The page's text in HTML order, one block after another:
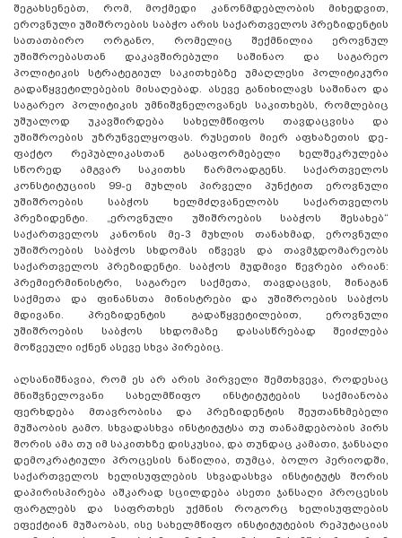
შეგახსენებთ, რომ, მოქმედი კანონმდებლობის მიხედვით,
ეროვნული უშიშროების საბჭო არის საქართველოს პრეზიდენტის
სათათბირო ორგანო, რომელიც შექმნილია ეროვნულ
უშიშროებასთან დაკავშირებული საშინაო და საგარეო
პოლიტიკის სტრატეგიულ საკითხებზე უმაღლესი პოლიტიკური
გადაწყვეტილებების მისაღებად. ასევე განიხილავს საშინაო და
საგარეო პოლიტიკის უმნიშვნელოვანეს საკითხებს, რომლებიც
უშუალოდ უკავშირდება სახელმწიფოს თავდაცვისა და
უშიშროების უზრუნველყოფას. რუსეთის მიერ აფხაზეთის დე-
ფაქტო რეპუბლიკასთან გასაფორმებელი ხელშეკრულება
სწორედ ამგვარ საკითხს წარმოადგენს. საქართველოს
კონსტიტუციის 99-ე მუხლის პირველი პუნქტით ეროვნული
უშიშროების საბჭოს ხელმძღვანელობს საქართველოს
პრეზიდენტი. „ეროვნული უშიშროების საბჭოს შესახებ“
საქართველოს კანონის მე-3 მუხლის თანახმად, ეროვნული
უშიშროების საბჭოს სხდომას იწვევს და თავმჯდომარეობს
საქართველოს პრეზიდენტი. საბჭოს მუდმივი წევრები არიან:
პრემიერმინისტრი, საგარეო საქმეთა, თავდაცვის, შინაგან
საქმეთა და ფინანსთა მინისტრები და უშიშროების საბჭოს
მდივანი. პრეზიდენტის გადაწყვეტილებით, ეროვნული
უშიშროების საბჭოს სხდომაზე დასასწრებად შეიძლება
მოწვეული იქნენ ასევე სხვა პირებიც.
აღსანიშნავია, რომ ეს არ არის პირველი შემთხვევა, როდესაც
მნიშვნელოვანი სახელმწიფო ინსტიტუტების საქმიანობა
ფერხდება მთავრობისა და პრეზიდენტის შეუთანხმებელი
მუშაობის გამო. სხვადასხვა ინსტიტუტსა თუ თანამდებობის პირს
შორის ამა თუ იმ საკითხზე დისკუსია, და თუნდაც კამათი, ჯანსაღი
დემოკრატიული პროცესის ნაწილია, თუმცა, ბოლო პერიოდში,
საქართველოს ხელისუფლების სხვადასხვა ინსტიტუტს შორის
დაპირისპირება აშკარად სცილდება ასეთი ჯანსაღი პროცესის
ფარგლებს და საფრთხეს უქმნის როგორც ხელისუფლების
ეფექტიან მუშაობას, ისე სახელმწიფო ინსტიტუტების რეპუტაციას